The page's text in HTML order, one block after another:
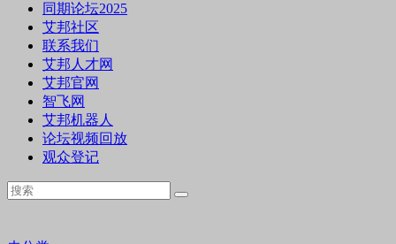
同期论坛2025
艾邦社区
联系我们
艾邦人才网
艾邦官网
智飞网
艾邦机器人
论坛视频回放
观众登记